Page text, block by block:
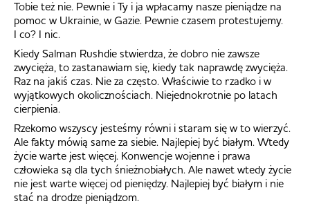
Tobie też nie. Pewnie i Ty i ja wpłacamy nasze pieniądze na
pomoc w Ukrainie, w Gazie. Pewnie czasem protestujemy.
I co? I nic.
Kiedy Salman Rushdie stwierdza, że dobro nie zawsze
zwycięża, to zastanawiam się, kiedy tak naprawdę zwycięża.
Raz na jakiś czas. Nie za często. Właściwie to rzadko i w
wyjątkowych okolicznościach. Niejednokrotnie po latach
cierpienia.
Rzekomo wszyscy jesteśmy równi i staram się w to wierzyć.
Ale fakty mówią same za siebie. Najlepiej być białym. Wtedy
życie warte jest więcej. Konwencje wojenne i prawa
człowieka są dla tych śnieżnobiałych. Ale nawet wtedy życie
nie jest warte więcej od pieniędzy. Najlepiej być białym i nie
stać na drodze pieniądzom.